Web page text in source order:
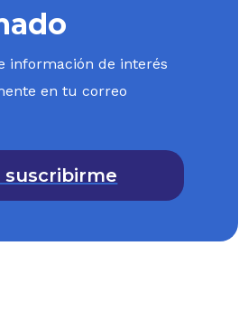
efectos legales, el
solidaridad, la inter-
fundamentales y
talento investigativo
a la misma.
información de interés
en tu correo
suscribirme